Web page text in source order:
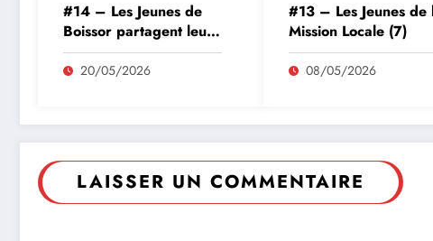
#14 – Les Jeunes de
Boissor partagent leur
quotidien
20/05/2026
#13 – Les Jeunes de
Mission Locale (7)
08/05/2026
LAISSER UN COMMENTAIRE